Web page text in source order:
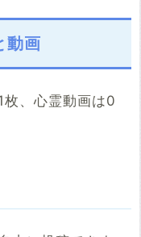
ないようです
動画
、心霊動画は0